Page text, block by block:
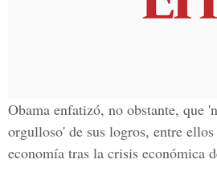
Obama enfatizó, no obstante, que
orgulloso' de sus logros, entre
economía tras la crisis económica